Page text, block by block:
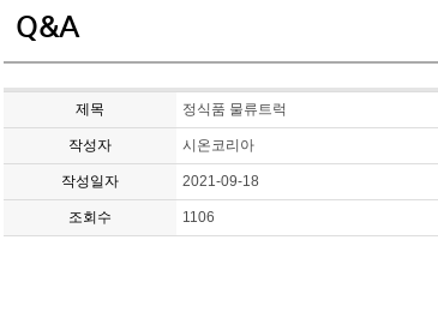
Q&A
제목 정식품 물류트럭
작성자 시온코리아
작성일자 2021-09-18
조회수 1106